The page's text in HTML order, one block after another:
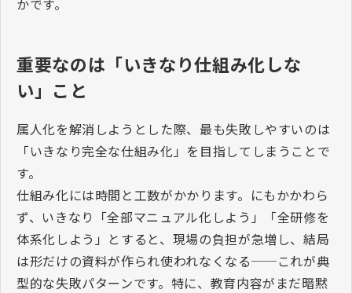
かです。
重要なのは「いきなり仕組み化しな
い」こと
属人化を解消しようとした際、最も失敗しやすいのは
「いきなり完全な仕組み化」を目指してしまうことで
す。
仕組み化には時間と工数がかかります。にもかかわら
ず、いきなり「全部マニュアル化しよう」「全研修を
体系化しよう」とすると、現場の負担が急増し、結局
は形だけの資料が作られ使われなくなる──これが典
型的な失敗パターンです。特に、教育内容がまだ暗黙